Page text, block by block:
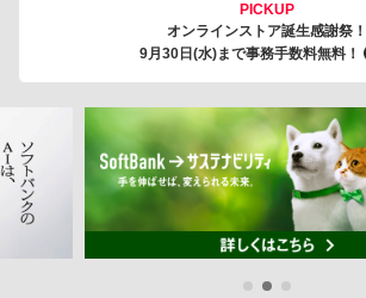
PICKUP
オンラインストア誕生感謝祭！
9月30日(水)まで事務手数料無料！